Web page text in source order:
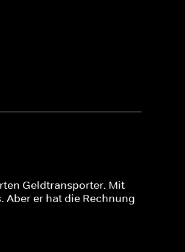
Geldtransporter. Mit
Aber er hat die Rechnung